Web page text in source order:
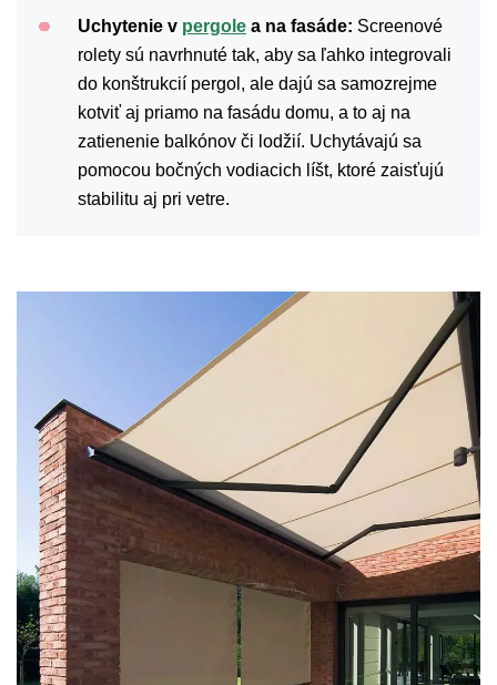
Uchytenie v pergole a na fasáde: Screenové
rolety sú navrhnuté tak, aby sa ľahko integrovali
do konštrukcií pergol, ale dajú sa samozrejme
kotviť aj priamo na fasádu domu, a to aj na
zatienenie balkónov či lodžií. Uchytávajú sa
pomocou bočných vodiacich líšt, ktoré zaisťujú
stabilitu aj pri vetre.